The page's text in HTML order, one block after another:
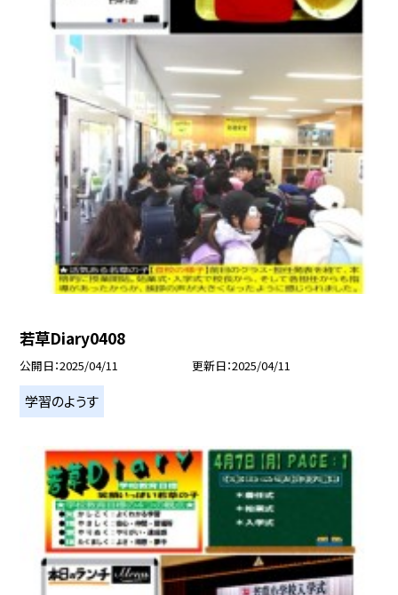
若草Diary0408
公開日 2025/04/11 更新日 2025/04/11
学習のようす